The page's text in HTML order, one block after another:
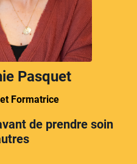
Pasquet
Formatrice
de prendre soin